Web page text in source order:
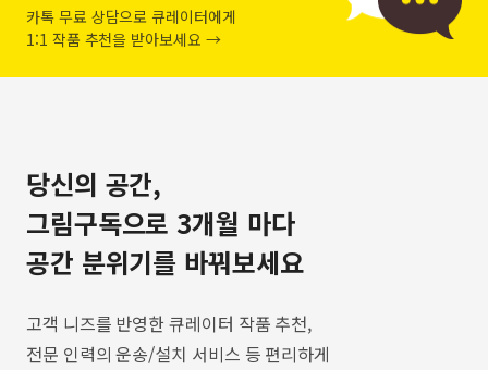
카톡 무료 상담으로 큐레이터에게
1:1 작품 추천을 받아보세요 →
당신의 공간,
그림구독으로 3개월 마다
공간 분위기를 바꿔보세요
고객 니즈를 반영한 큐레이터 작품 추천,
전문 인력의 운송/설치 서비스 등 편리하게